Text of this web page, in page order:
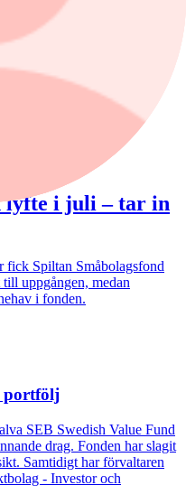
orderböcker,
Enligt förvaltarna
nu försvarssektorn in i en
lyfte i juli – tar in
fick Spiltan Småbolagsfond
uppgången, medan
i fonden.
portfölj
SEB Swedish Value Fund
drag. Fonden har slagit
Samtidigt har förvaltaren
- Investor och